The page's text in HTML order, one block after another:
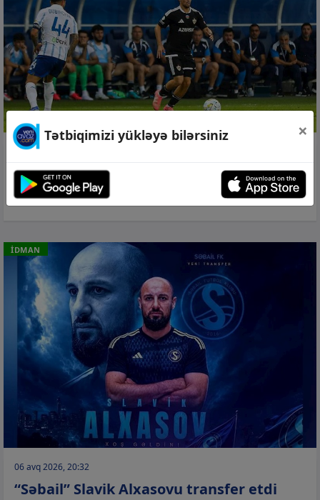
06 avq 2026, 23:01
“Qarabağ” “Dinamo”ya minimal fərqlə
uduzdu
İDMAN
06 avq 2026, 20:32
“Səbail” Slavik Alxasovu transfer etdi
Tətbiqimizi yükləyə bilərsiniz ×